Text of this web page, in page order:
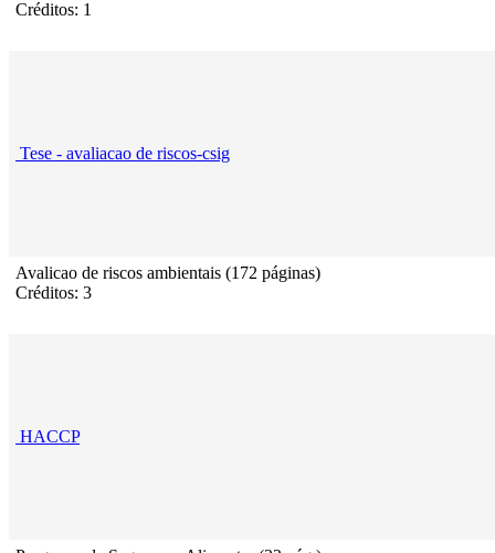
Créditos: 1
Tese - avaliacao de riscos-csig
Avalicao de riscos ambientais (172 páginas)
Créditos: 3
HACCP